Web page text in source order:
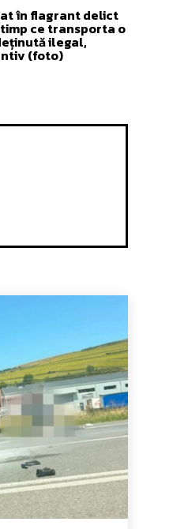
în flagrant delict
ce transporta o
ilegal,
(foto)